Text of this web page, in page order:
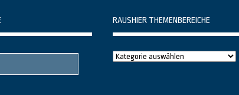
RAUSHIER THEMENBEREICHE
Raushier